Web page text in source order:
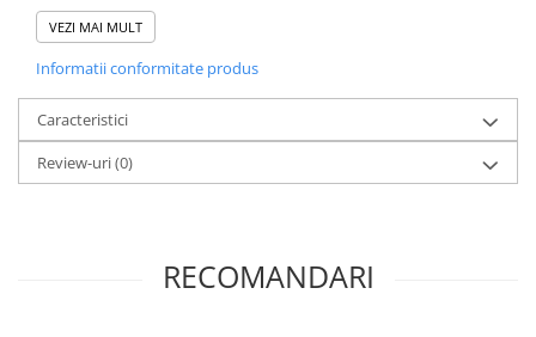
Acestea sunt:
REZISTENTE
ELEGANTE
PRACTICE
Nu te poti decide? Exploreaza colectia de produse Paper
Craft
VEZI MAI MULT
Informatii conformitate produs
Caracteristici
Review-uri(0)
RECOMANDARI